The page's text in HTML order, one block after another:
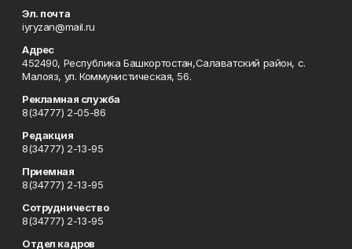
Эл. почта
iyryzan@mail.ru
Адрес
452490, Республика Башкортостан,Салаватский район, с.
Малояз, ул. Коммунистическая, 56.
Рекламная служба
8(34777) 2-05-86
Редакция
8(34777) 2-13-95
Приемная
8(34777) 2-13-95
Сотрудничество
8(34777) 2-13-95
Отдел кадров